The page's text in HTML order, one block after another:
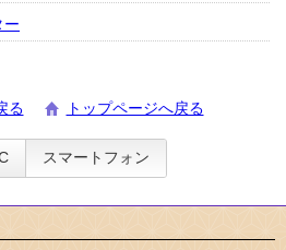
ー
る トップページへ戻る
スマートフォン